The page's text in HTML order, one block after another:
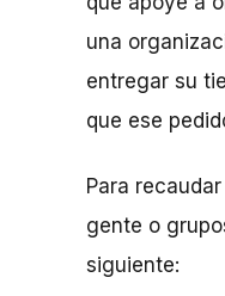
una
entregar su
que ese
Para
gente o
siguiente: